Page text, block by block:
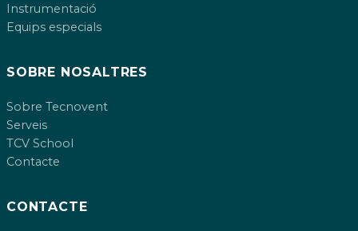
Instrumentació
Equips especials
SOBRE NOSALTRES
Sobre Tecnovent
Serveis
TCV School
Contacte
CONTACTE